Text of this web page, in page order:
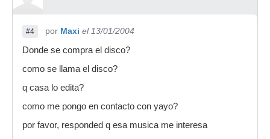
#4 por Maxi el 13/01/2004
Donde se compra el disco?
como se llama el disco?
q casa lo edita?
como me pongo en contacto con yayo?
por favor, responded q esa musica me interesa